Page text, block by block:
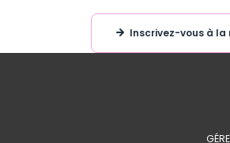
Inscrivez-vous à